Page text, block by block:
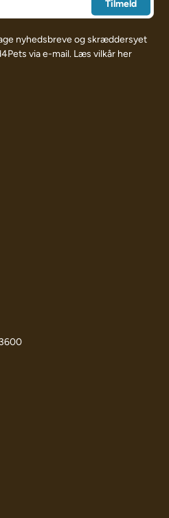
nyhedsbreve og skræddersyet
via e-mail. Læs vilkår her